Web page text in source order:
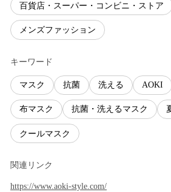
百貨店・スーパー・コンビニ・ストア
メンズファッション
キーワード
マスク 抗菌 洗える AOKI
布マスク 抗菌・洗えるマスク
クールマスク
関連リンク
https://www.aoki-style.com/